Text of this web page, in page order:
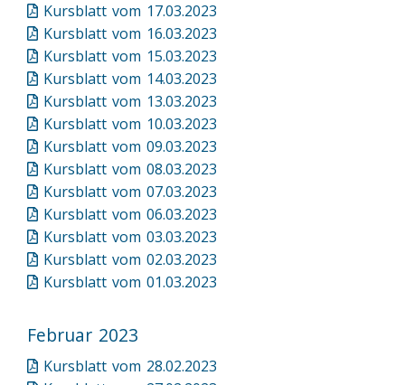
Kursblatt vom 17.03.2023
Kursblatt vom 16.03.2023
Kursblatt vom 15.03.2023
Kursblatt vom 14.03.2023
Kursblatt vom 13.03.2023
Kursblatt vom 10.03.2023
Kursblatt vom 09.03.2023
Kursblatt vom 08.03.2023
Kursblatt vom 07.03.2023
Kursblatt vom 06.03.2023
Kursblatt vom 03.03.2023
Kursblatt vom 02.03.2023
Kursblatt vom 01.03.2023
Februar 2023
Kursblatt vom 28.02.2023